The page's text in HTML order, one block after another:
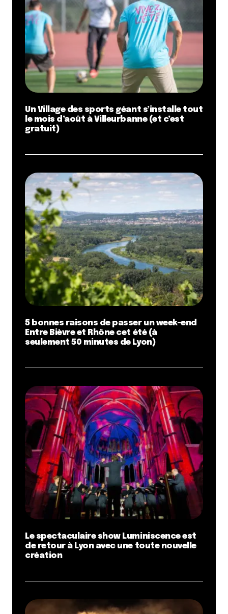
Un Village des sports géant s’installe tout
le mois d’août à Villeurbanne (et c’est
gratuit)
5 bonnes raisons de passer un week-end
Entre Bièvre et Rhône cet été (à
seulement 50 minutes de Lyon)
Le spectaculaire show Luminiscence est
de retour à Lyon avec une toute nouvelle
création